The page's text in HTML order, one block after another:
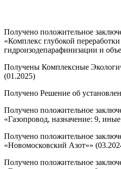
Получено положительное
«Комплекс глубокой
гидроизодепарафинизации и
Получены Комплексные
(01.2025)
Получено Решение об
Получено положительное
«Газопровод, назначение: 9,
Получено положительное
«Новомосковский Азот»»
Получено положительное